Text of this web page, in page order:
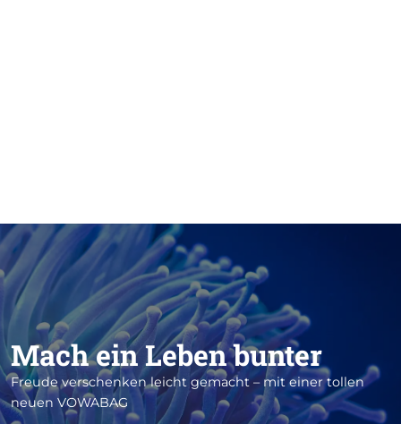
Mach ein Leben bunter
Freude verschenken leicht gemacht – mit einer tollen
neuen VOWABAG